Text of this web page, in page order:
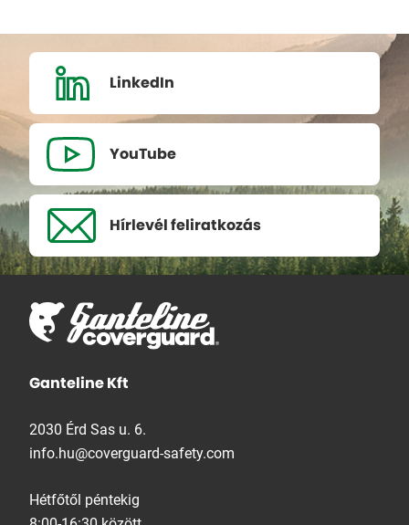
LinkedIn
YouTube
Hírlevél feliratkozás
Ganteline Kft
2030 Érd Sas u. 6.
info.hu@coverguard-safety.com
Hétfőtől péntekig